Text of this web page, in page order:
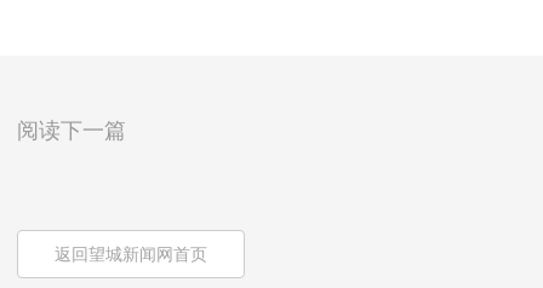
阅读下一篇
返回望城新闻网首页